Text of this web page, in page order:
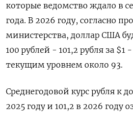
которые ведомство ждало в
года. В 2026 году, согласно
министерства, доллар США
100 рублей - 101,2 рубля за $1
текущим уровнем около 93.
Среднегодовой курс рубля к
2025 году и 101,2 в 2026 году